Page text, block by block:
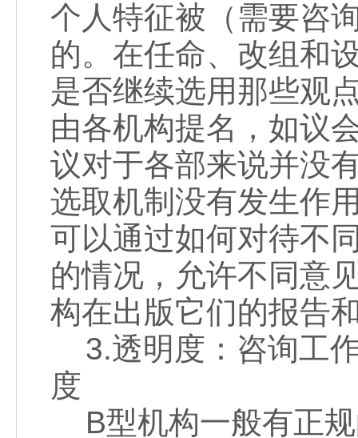
个人特征被（需要咨
的。在任命、改组和
是否继续选用那些观
由各机构提名，如议
议对于各部来说并没
选取机制没有发生作
可以通过如何对待不
的情况，允许不同意
构在出版它们的报告
3.透明度：咨询工
度
B型机构一般有正规